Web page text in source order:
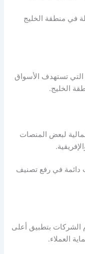
في منطقة الخليج
التي تستهدف الأسواق
الخليج.
لبعض المنصات
دائمة في رفع تصنيف
الشركات بتطبيق أعلى
العملاء.